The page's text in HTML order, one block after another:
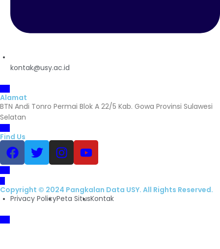
kontak@usy.ac.id
Alamat
BTN Andi Tonro Permai Blok A 22/5 Kab. Gowa Provinsi Sulawesi
Selatan
Find Us
Copyright © 2024 Pangkalan Data USY. All Rights Reserved.
Privacy PolicyPeta SitusKontak